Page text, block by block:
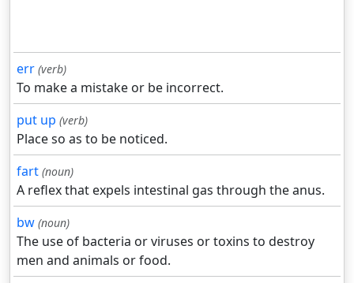
err (verb)
To make a mistake or be incorrect.
put up (verb)
Place so as to be noticed.
fart (noun)
A reflex that expels intestinal gas through the anus.
bw (noun)
The use of bacteria or viruses or toxins to destroy
men and animals or food.